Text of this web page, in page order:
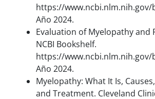
https://www.ncbi.nlm.nih.gov/
Año 2024.
Evaluation of Myelopathy and
NCBI Bookshelf.
https://www.ncbi.nlm.nih.gov/
Año 2024.
Myelopathy: What It Is,
and Treatment. Cleveland